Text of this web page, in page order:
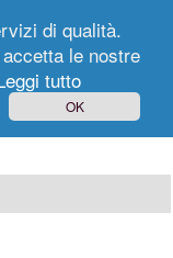
di qualità.
le nostre
tutto
OK